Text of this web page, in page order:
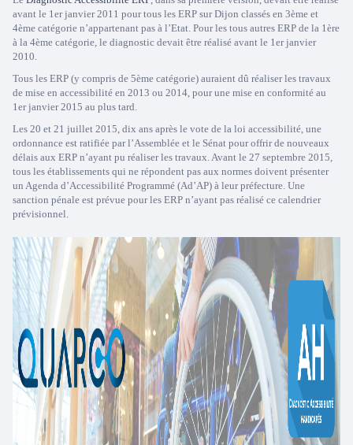
avant le 1er janvier 2011 pour tous les ERP sur Dijon classés en 3ème et
4ème catégorie n’appartenant pas à l’Etat. Pour les tous autres ERP de la 1ère
à la 4ème catégorie, le diagnostic devait être réalisé avant le 1er janvier
2010.
Tous les ERP (y compris de 5ème catégorie) auraient dû réaliser les travaux
de mise en accessibilité en 2013 ou 2014, pour une mise en conformité au
1er janvier 2015 au plus tard.
Les 20 et 21 juillet 2015, dix ans après le vote de la loi accessibilité, une
ordonnance est ratifiée par l’Assemblée et le Sénat pour offrir de nouveaux
délais aux ERP n’ayant pu réaliser les travaux. Avant le 27 septembre 2015,
tous les établissements qui ne répondent pas aux normes doivent présenter
un Agenda d’Accessibilité Programmé (Ad’AP) à leur préfecture. Une
sanction pénale est prévue pour les ERP n’ayant pas réalisé ce calendrier
prévisionnel.